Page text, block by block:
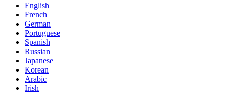
English
French
German
Portuguese
Spanish
Russian
Japanese
Korean
Arabic
Irish